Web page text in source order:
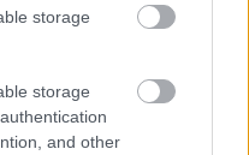
storage
storage
and other